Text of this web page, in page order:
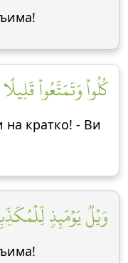
كُلُواْ وَتَمَتَّعُواْ
на кратко! - Ви
وَيۡلٞ يَوۡمَئِذٖ